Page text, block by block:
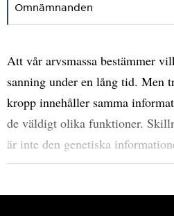
Omnämnanden
Att vår arvsmassa bestämmer
sanning under en lång tid. Men
kropp innehåller samma
de väldigt olika funktioner.
är inte den genetiska
informationen används, något